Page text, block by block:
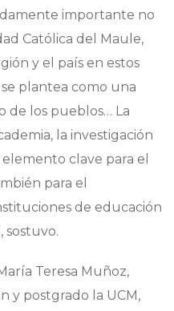
importante no
Católica del Maule,
y el país en estos
plantea como una
de los pueblos… La
la investigación
clave para el
para el
de educación
sostuvo.
Teresa Muñoz,
y postgrado la UCM,